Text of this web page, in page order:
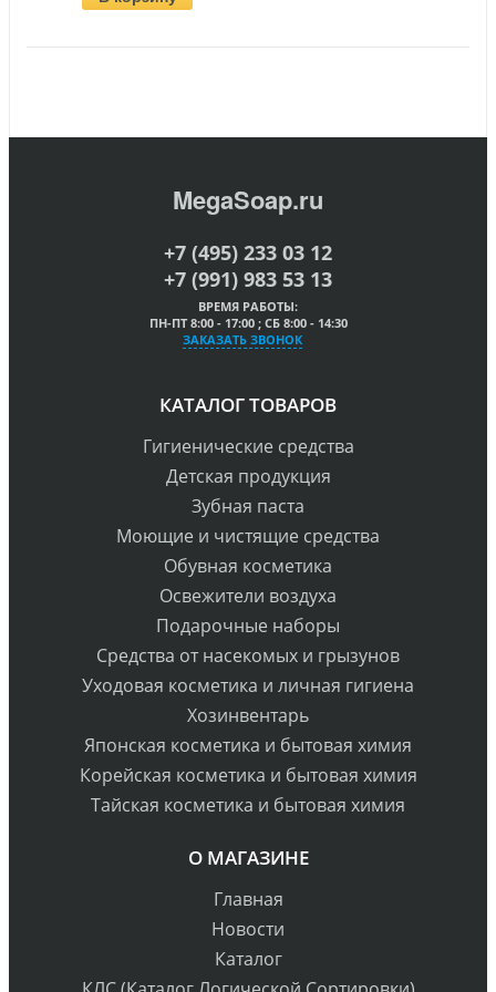
MegaSoap.ru
+7 (495) 233 03 12
+7 (991) 983 53 13
ВРЕМЯ РАБОТЫ:
ПН-ПТ 8:00 - 17:00 ; СБ 8:00 - 14:30
ЗАКАЗАТЬ ЗВОНОК
КАТАЛОГ ТОВАРОВ
Гигиенические средства
Детская продукция
Зубная паста
Моющие и чистящие средства
Обувная косметика
Освежители воздуха
Подарочные наборы
Средства от насекомых и грызунов
Уходовая косметика и личная гигиена
Хозинвентарь
Японская косметика и бытовая химия
Корейская косметика и бытовая химия
Тайская косметика и бытовая химия
О МАГАЗИНЕ
Главная
Новости
Каталог